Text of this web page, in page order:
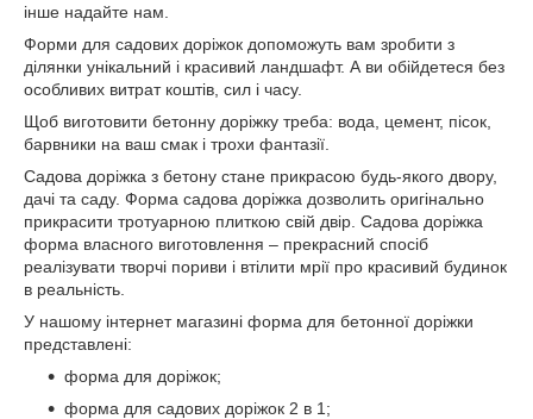
інше надайте нам.
Форми для садових доріжок допоможуть вам зробити з
ділянки унікальний і красивий ландшафт. А ви обійдетеся без
особливих витрат коштів, сил і часу.
Щоб виготовити бетонну доріжку треба: вода, цемент, пісок,
барвники на ваш смак і трохи фантазії.
Садова доріжка з бетону стане прикрасою будь-якого двору,
дачі та саду. Форма садова доріжка дозволить оригінально
прикрасити тротуарною плиткою свій двір. Садова доріжка
форма власного виготовлення – прекрасний спосіб
реалізувати творчі пориви і втілити мрії про красивий будинок
в реальність.
У нашому інтернет магазині форма для бетонної доріжки
представлені:
форма для доріжок;
форма для садових доріжок 2 в 1;